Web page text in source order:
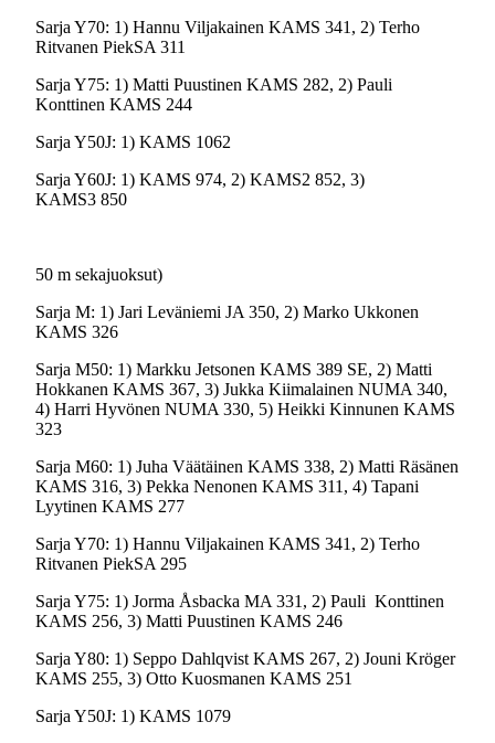
Sarja Y70: 1) Hannu Viljakainen KAMS 341, 2) Terho
Ritvanen PiekSA 311
Sarja Y75: 1) Matti Puustinen KAMS 282, 2) Pauli
Konttinen KAMS 244
Sarja Y50J: 1) KAMS 1062
Sarja Y60J: 1) KAMS 974, 2) KAMS2 852, 3)
KAMS3 850
50 m sekajuoksut)
Sarja M: 1) Jari Leväniemi JA 350, 2) Marko Ukkonen
KAMS 326
Sarja M50: 1) Markku Jetsonen KAMS 389 SE, 2) Matti
Hokkanen KAMS 367, 3) Jukka Kiimalainen NUMA 340,
4) Harri Hyvönen NUMA 330, 5) Heikki Kinnunen KAMS
323
Sarja M60: 1) Juha Väätäinen KAMS 338, 2) Matti Räsänen
KAMS 316, 3) Pekka Nenonen KAMS 311, 4) Tapani
Lyytinen KAMS 277
Sarja Y70: 1) Hannu Viljakainen KAMS 341, 2) Terho
Ritvanen PiekSA 295
Sarja Y75: 1) Jorma Åsbacka MA 331, 2) Pauli Konttinen
KAMS 256, 3) Matti Puustinen KAMS 246
Sarja Y80: 1) Seppo Dahlqvist KAMS 267, 2) Jouni Kröger
KAMS 255, 3) Otto Kuosmanen KAMS 251
Sarja Y50J: 1) KAMS 1079